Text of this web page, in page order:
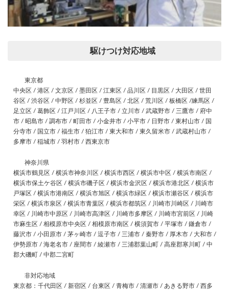
駆けつけ対応地域
東京都
中央区 / 港区 / 文京区 / 墨田区 / 江東区 / 品川区 / 目黒区 / 大田区 / 世田
谷区 / 渋谷区 / 中野区 / 杉並区 / 豊島区 / 北区 / 荒川区 / 板橋区 /練馬区 /
足立区 / 葛飾区 / 江戸川区 / 八王子市 / 立川市 / 武蔵野市 / 三鷹市 / 府中
市 / 昭島市 / 調布市 / 町田市 / 小金井市 / 小平市 / 日野市 / 東村山市 / 国
分寺市 / 国立市 / 福生市 / 狛江市 / 東大和市 / 東久留米市 / 武蔵村山市 /
多摩市 / 稲城市 / 羽村市 / 西東京市
神奈川県
横浜市鶴見区 / 横浜市神奈川区 / 横浜市西区 / 横浜市中区 / 横浜市南区 /
横浜市保土ケ谷区 / 横浜市磯子区 / 横浜市金沢区 / 横浜市港北区 / 横浜市
戸塚区 / 横浜市港南区 / 横浜市旭区 / 横浜市緑区 / 横浜市瀬谷区 / 横浜市
栄区 / 横浜市泉区 / 横浜市青葉区 / 横浜市都筑区 / 川崎市川崎区 / 川崎市
幸区 / 川崎市中原区 / 川崎市高津区 / 川崎市多摩区 / 川崎市宮前区 / 川崎
市麻生区 / 相模原市中央区 / 相模原市南区 / 横須賀市 / 平塚市 / 鎌倉市 /
藤沢市 / 小田原市 / 茅ヶ崎市 / 逗子市 / 三浦市 / 秦野市 / 厚木市 / 大和市 /
伊勢原市 / 海老名市 / 座間市 / 綾瀬市 / 三浦郡葉山町 / 高座郡寒川町 / 中
郡大磯町 / 中郡二宮町
非対応地域
東京都：千代田区 / 新宿区 / 台東区 / 青梅市 / 清瀬市 / あきる野市 / 西多